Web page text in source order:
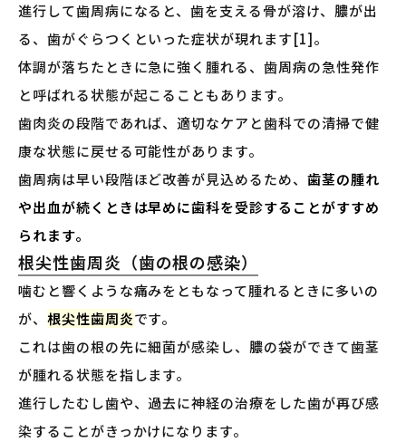
進行して歯周病になると、歯を支える骨が溶け、膿が出
る、歯がぐらつくといった症状が現れます[1]。
体調が落ちたときに急に強く腫れる、歯周病の急性発作
と呼ばれる状態が起こることもあります。
歯肉炎の段階であれば、適切なケアと歯科での清掃で健
康な状態に戻せる可能性があります。
歯周病は早い段階ほど改善が見込めるため、 歯茎の腫れ
や出血が続くときは早めに歯科を受診することがすすめ
られます。
根尖性歯周炎（歯の根の感染）
噛むと響くような痛みをともなって腫れるときに多いの
が、 根尖性歯周炎です。
これは歯の根の先に細菌が感染し、膿の袋ができて歯茎
が腫れる状態を指します。
進行したむし歯や、過去に神経の治療をした歯が再び感
染することがきっかけになります。